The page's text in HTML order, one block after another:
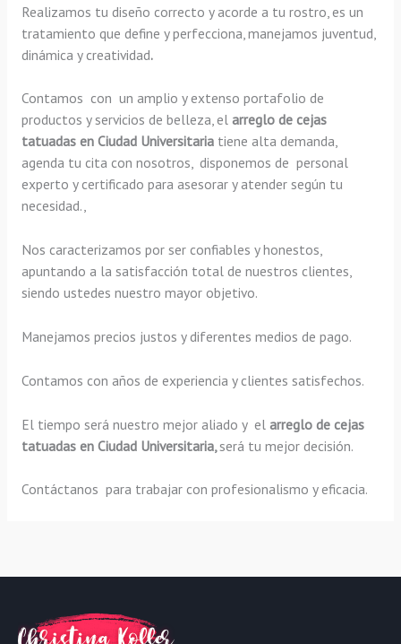
Realizamos tu diseño correcto y acorde a tu rostro, es un
tratamiento que define y perfecciona, manejamos juventud,
dinámica y creatividad.
Contamos con un amplio y extenso portafolio de
productos y servicios de belleza, el arreglo de cejas
tatuadas en Ciudad Universitariatiene alta demanda,
agenda tu cita con nosotros, disponemos de personal
experto y certificado para asesorar y atender según tu
necesidad.,
Nos caracterizamos por ser confiables y honestos,
apuntando a la satisfacción total de nuestros clientes,
siendo ustedes nuestro mayor objetivo.
Manejamos precios justos y diferentes medios de pago.
Contamos con años de experiencia y clientes satisfechos.
El tiempo será nuestro mejor aliado y el arreglo de cejas
tatuadas en Ciudad Universitaria, será tu mejor decisión.
Contáctanos para trabajar con profesionalismo y eficacia.